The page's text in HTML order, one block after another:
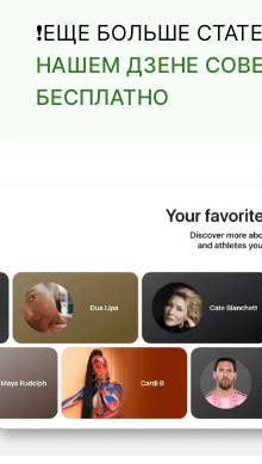
❗️ЕЩЕ БОЛЬШЕ
НАШЕМ ДЗЕНЕ
БЕСПЛАТНО